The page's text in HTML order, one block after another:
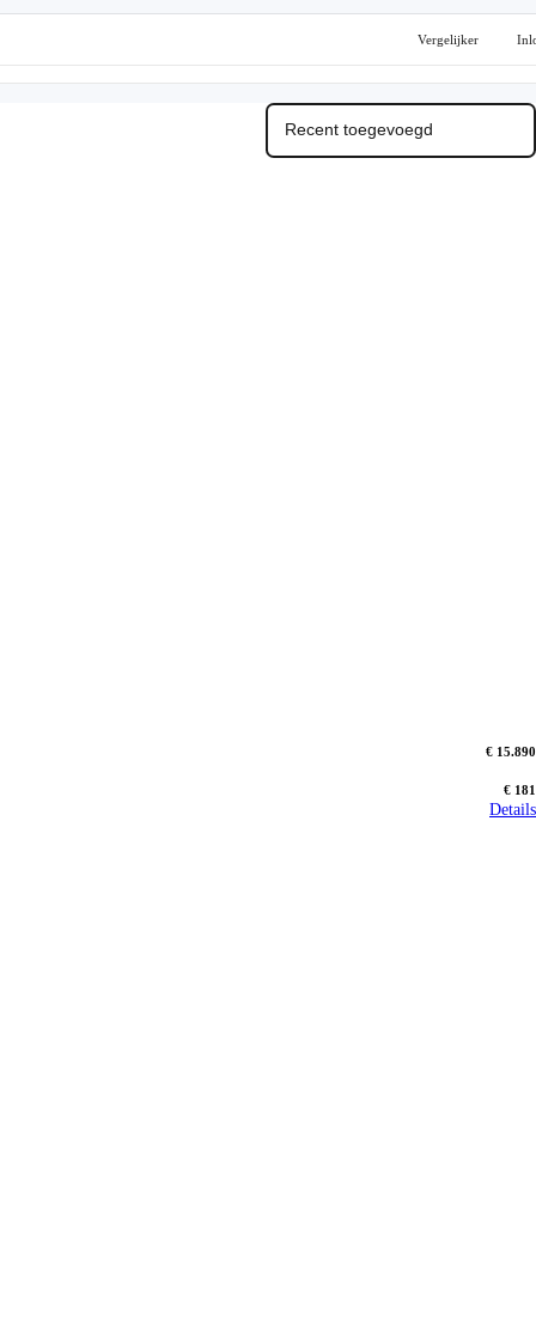
Vergelijker
€ 15.890
€ 181
Details